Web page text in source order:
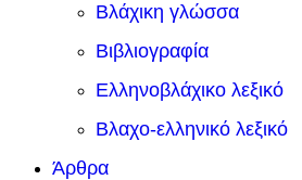
Βλάχικη γλώσσα
Βιβλιογραφία
Ελληνοβλάχικο λεξικό
Βλαχο-ελληνικό λεξικό
Άρθρα